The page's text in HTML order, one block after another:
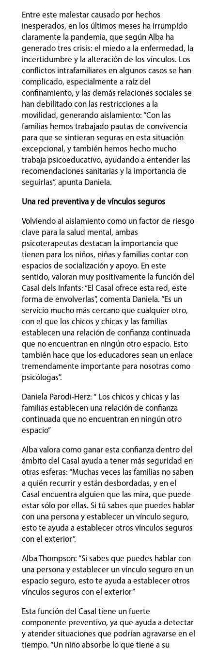
Entre este malestar causado por hechos
inesperados, en los últimos meses ha irrumpido
claramente la pandemia, que según Alba ha
generado tres crisis: el miedo a la enfermedad, la
incertidumbre y la alteración de los vínculos. Los
conflictos intrafamiliares en algunos casos se han
complicado, especialmente a raíz del
confinamiento, y las demás relaciones sociales se
han debilitado con las restricciones a la
movilidad, generando aislamiento: “Con las
familias hemos trabajado pautas de convivencia
para que se sintieran seguras en esta situación
excepcional, y también hemos hecho mucho
trabaja psicoeducativo, ayudando a entender las
recomendaciones sanitarias y la importancia de
seguirlas”, apunta Daniela.
Una red preventiva y de vínculos seguros
Volviendo al aislamiento como un factor de riesgo
clave para la salud mental, ambas
psicoterapeutas destacan la importancia que
tienen para los niños, niñas y familias contar con
espacios de socialización y apoyo. En este
sentido, valoran muy positivamente la función del
Casal dels Infants: “El Casal ofrece esta red, este
forma de envolverlas”, comenta Daniela. “Es un
servicio mucho más cercano que cualquier otro,
con el que los chicos y chicas y las familias
establecen una relación de confianza continuada
que no encuentran en ningún otro espacio. Esto
también hace que los educadores sean un enlace
tremendamente importante para nosotras como
psicólogas”.
Daniela Parodi-Herz: “ Los chicos y chicas y las
familias establecen una relación de confianza
continuada que no encuentran en ningún otro
espacio”
Alba valora como ganar esta confianza dentro del
ámbito del Casal ayuda a tener más seguridad en
otras esferas: “Muchas veces las familias no saben
a quién recurrir y están desbordadas, y en el
Casal encuentra alguien que las mira, que puede
estar sólo por ellas. Si tú sabes que puedes hablar
con una persona y establecer un vínculo seguro,
esto te ayuda a establecer otros vínculos seguros
con el exterior”.
Alba Thompson: “Si sabes que puedes hablar con
una persona y establecer un vínculo seguro en un
espacio seguro, esto te ayuda a establecer otros
vínculos seguros con el exterior”
Esta función del Casal tiene un fuerte
componente preventivo, ya que ayuda a detectar
y atender situaciones que podrían agravarse en el
tiempo. “Un niño absorbe lo que tiene a su